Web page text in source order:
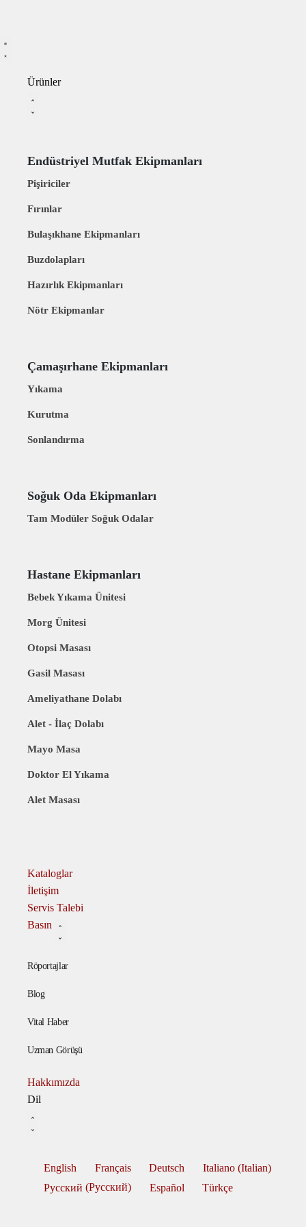
Ürünler
Endüstriyel Mutfak Ekipmanları
Pişiriciler
Fırınlar
Bulaşıkhane Ekipmanları
Buzdolapları
Hazırlık Ekipmanları
Nötr Ekipmanlar
Çamaşırhane Ekipmanları
Yıkama
Kurutma
Sonlandırma
Soğuk Oda Ekipmanları
Tam Modüler Soğuk Odalar
Hastane Ekipmanları
Bebek Yıkama Ünitesi
Morg Ünitesi
Otopsi Masası
Gasil Masası
Ameliyathane Dolabı
Alet - İlaç Dolabı
Mayo Masa
Doktor El Yıkama
Alet Masası
Kataloglar
İletişim
Servis Talebi
Basın
Röportajlar
Blog
Vital Haber
Uzman Görüşü
Hakkımızda
Dil
English Français Deutsch Italiano(Italian)
Русский (Pусский) Español Türkçe